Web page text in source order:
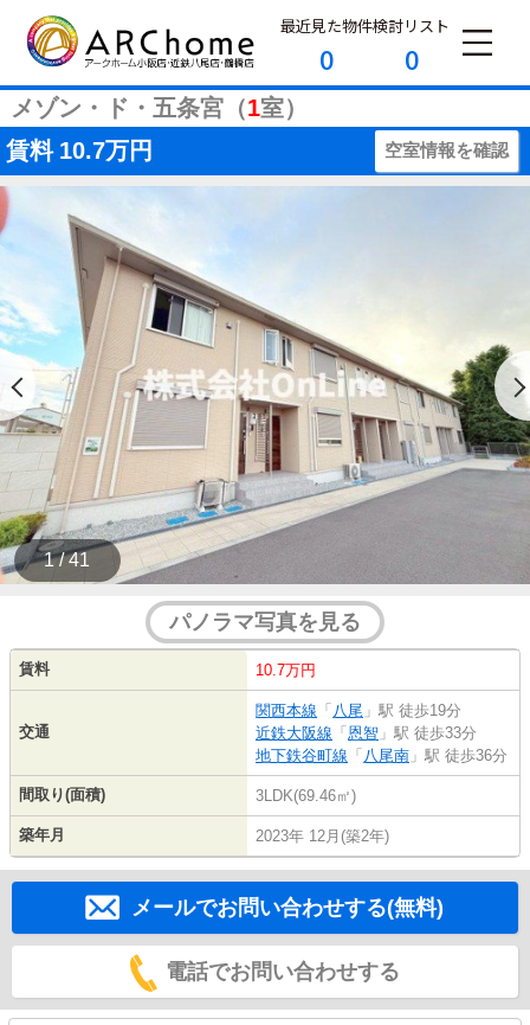
最近見た物件
0
検討リスト
0
メゾン・ド・五条宮（1室）
賃料 10.7万円 空室情報を確認
1 / 41
パノラマ写真を見る
賃料 10.7万円
交通
関西本線 「 八尾 」駅 徒歩19分
近鉄大阪線 「 恩智 」駅 徒歩33分
地下鉄谷町線 「 八尾南 」駅 徒歩36分
間取り(面積) 3LDK(69.46㎡)
築年月 2023年 12月(築2年)
メールでお問い合わせする(無料)
電話でお問い合わせする